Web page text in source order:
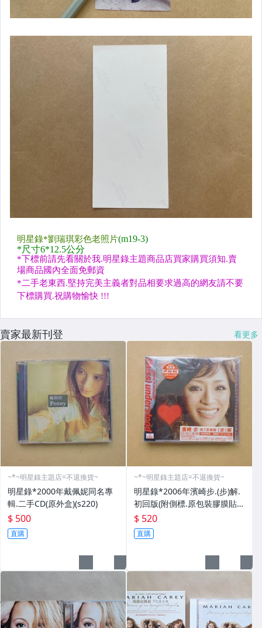
賣家最新刊登 看更多
~*~明星錄主題店=不退換貨~
明星錄*2000年戴佩妮同名專
輯.二手CD(原外盒)(s220)
$ 500
直購
~*~明星錄主題店=不退換貨~
明星錄*2006年濱崎步.(步)解.
初回版(附側標.原包裝膠膜貼
紙.寫真集)二手CD(k386)
$ 520
直購